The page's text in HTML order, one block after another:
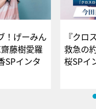
！げーみん
藤樹愛羅
SPインタ
『クロ
救急の
桜SP